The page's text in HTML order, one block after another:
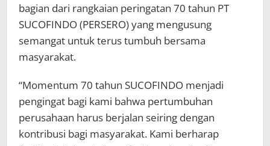
bagian dari rangkaian peringatan 70 tahun PT
SUCOFINDO (PERSERO) yang mengusung
semangat untuk terus tumbuh bersama
masyarakat.
“Momentum 70 tahun SUCOFINDO menjadi
pengingat bagi kami bahwa pertumbuhan
perusahaan harus berjalan seiring dengan
kontribusi bagi masyarakat. Kami berharap